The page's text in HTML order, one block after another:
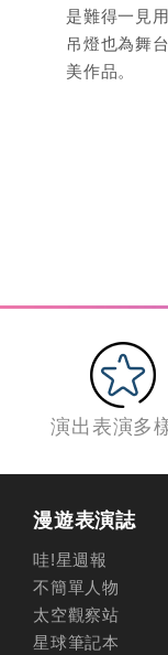
是難得一見
吊燈也為舞
美作品。
演出表演多
漫遊表演誌
哇!星週報
不簡單人物
太空觀察站
星球筆記本